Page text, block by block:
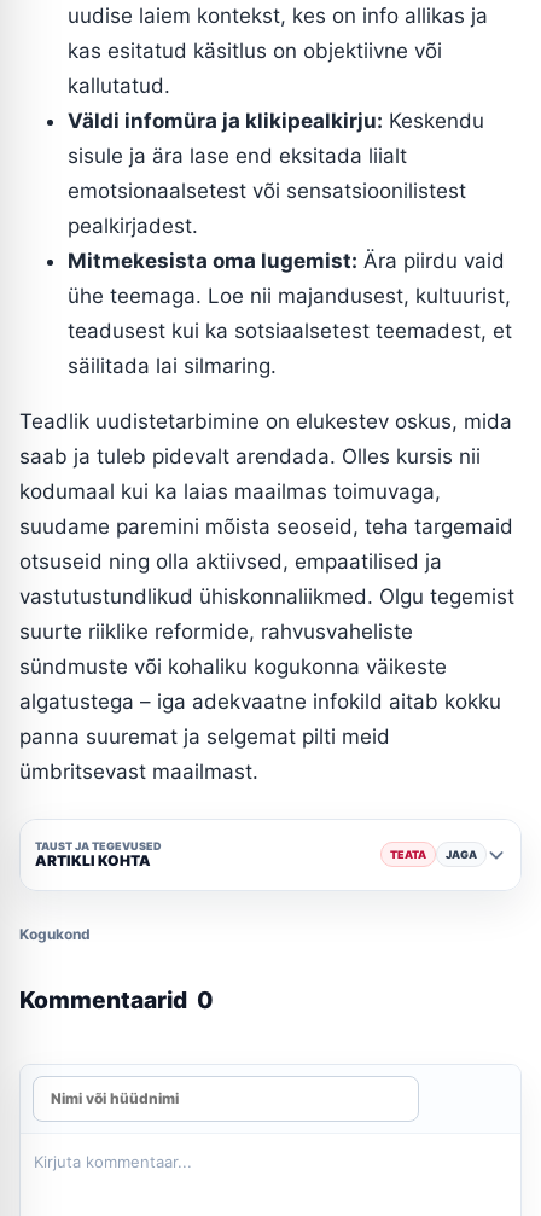
uudise laiem kontekst, kes on info allikas ja
kas esitatud käsitlus on objektiivne või
kallutatud.
Väldi infomüra ja klikipealkirju: Keskendu
sisule ja ära lase end eksitada liialt
emotsionaalsetest või sensatsioonilistest
pealkirjadest.
Mitmekesista oma lugemist: Ära piirdu vaid
ühe teemaga. Loe nii majandusest, kultuurist,
teadusest kui ka sotsiaalsetest teemadest, et
säilitada lai silmaring.
Teadlik uudistetarbimine on elukestev oskus, mida
saab ja tuleb pidevalt arendada. Olles kursis nii
kodumaal kui ka laias maailmas toimuvaga,
suudame paremini mõista seoseid, teha targemaid
otsuseid ning olla aktiivsed, empaatilised ja
vastutustundlikud ühiskonnaliikmed. Olgu tegemist
suurte riiklike reformide, rahvusvaheliste
sündmuste või kohaliku kogukonna väikeste
algatustega – iga adekvaatne infokild aitab kokku
panna suuremat ja selgemat pilti meid
ümbritsevast maailmast.
TAUST JA TEGEVUSED
ARTIKLI KOHTA TEATA JAGA
Kogukond
Kommentaarid 0